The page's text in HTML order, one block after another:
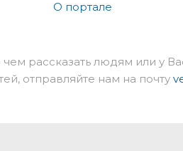
О портале
чем рассказать людям или у
отправляйте нам на почту